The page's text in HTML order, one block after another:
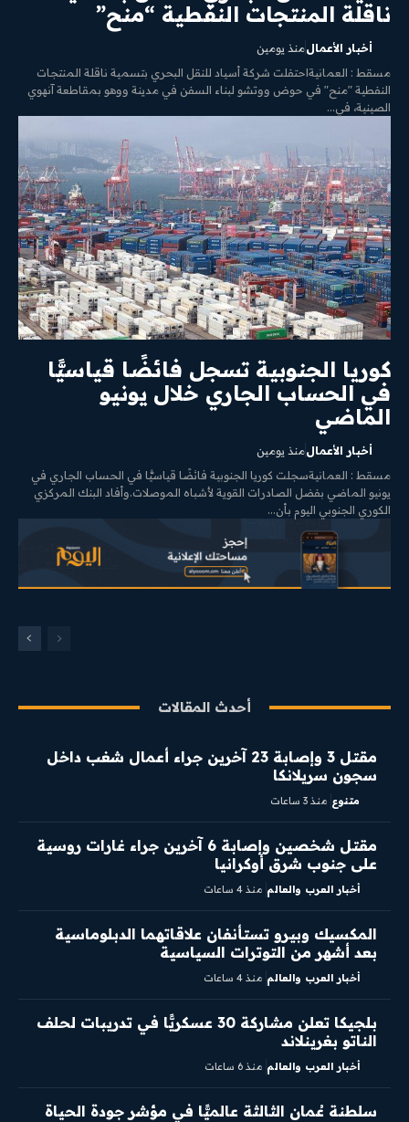
ناقلة المنتجات النفطية “منح”
أخبار الأعمالمنذ يومين
مسقط : العمانيةاحتفلت شركة أسياد للنقل البحري بتسمية ناقلة المنتجات
النفطية "منح" في حوض ووتشو لبناء السفن في مدينة ووهو بمقاطعة آنهوي
الصينية، في...
كوريا الجنوبية تسجل فائضًا قياسيًّا
في الحساب الجاري خلال يونيو
الماضي
أخبار الأعمالمنذ يومين
مسقط : العمانيةسجلت كوريا الجنوبية فائضًا قياسيًّا في الحساب الجاري في
يونيو الماضي بفضل الصادرات القوية لأشباه الموصلات.وأفاد البنك المركزي
الكوري الجنوبي اليوم بأن...
أحدث المقالات
مقتل 3 وإصابة 23 آخرين جراء أعمال شغب داخل
سجون سريلانكا
متنوع منذ 3 ساعات
مقتل شخصين وإصابة 6 آخرين جراء غارات روسية
على جنوب شرق أوكرانيا
أخبار العرب والعالم منذ 4 ساعات
المكسيك وبيرو تستأنفان علاقاتهما الدبلوماسية
بعد أشهر من التوترات السياسية
أخبار العرب والعالم منذ 4 ساعات
بلجيكا تعلن مشاركة 30 عسكريًّا في تدريبات لحلف
الناتو بغرينلاند
أخبار العرب والعالم منذ 6 ساعات
سلطنة عُمان الثالثة عالميًّا في مؤشر جودة الحياة